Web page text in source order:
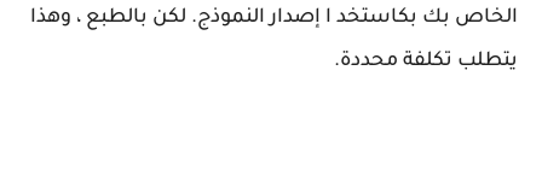
الخاص بك بكاستخد ا إصدار النموذج. لكن بالطبع ، وهذا
يتطلب تكلفة محددة.